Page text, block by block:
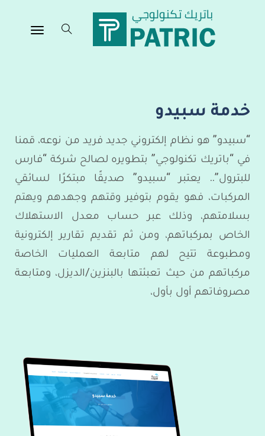
خدمة سبيدو
“سبيدو” هو نظام إلكتروني جديد فريد من نوعه، قمنا
في “باتريك تكنولوجي” بتطويره لصالح شركة “فارس
للبترول”.. يعتبر “سبيدو” صديقًا مبتكرًا لسائقي
المركبات، فهو يقوم بتوفير وقتهم وجهدهم ويهتم
بسلامتهم، وذلك عبر حساب معدل الاستهلاك
الخاص بمركباتهم، ومن ثم تقديم تقارير إلكترونية
ومطبوعة تتيح لهم متابعة العمليات الخاصة
مركباتهم من حيث تعبئتها بالبنزين/الديزل، ومتابعة
مصروفاتهم أول بأول،